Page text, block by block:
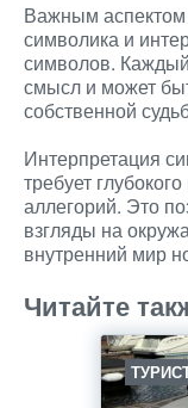
Важным аспектом
символика и
символов.
смысл и может
собственной
Интерпретация
требует
аллегорий. Это
взгляды на
внутренний мир
Читайте